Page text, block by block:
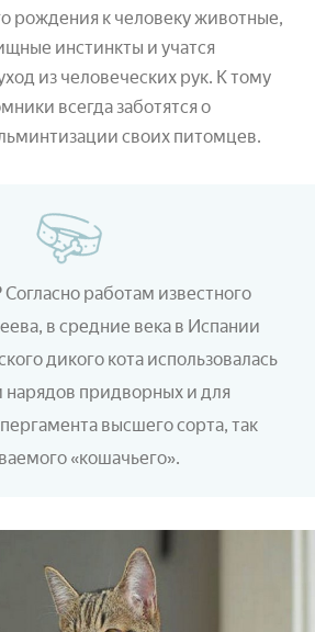
рождения к человеку животные,
инстинкты и учатся
из человеческих рук. К тому
всегда заботятся о
своих питомцев.
Согласно работам известного
в средние века в Испании
дикого кота использовалась
нарядов придворных и для
высшего сорта, так
«кошачьего».